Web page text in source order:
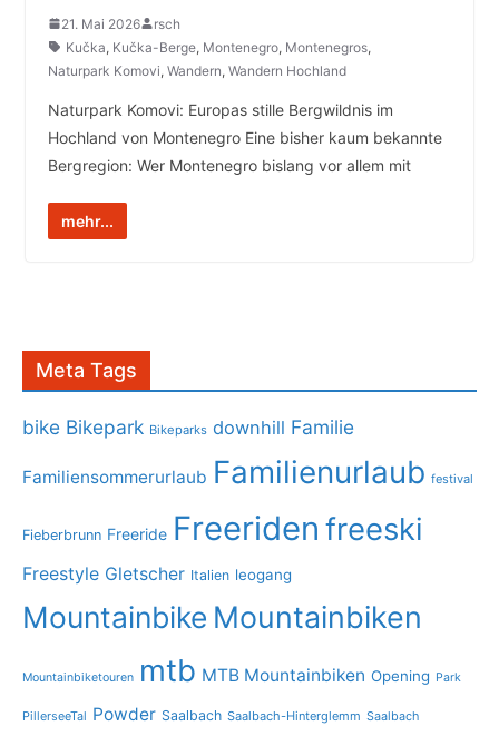
21. Mai 2026
rsch
Kučka, Kučka-Berge, Montenegro, Montenegros,
Naturpark Komovi, Wandern, Wandern Hochland
Naturpark Komovi: Europas stille Bergwildnis im
Hochland von Montenegro Eine bisher kaum bekannte
Bergregion: Wer Montenegro bislang vor allem mit
mehr...
Meta Tags
bike Bikepark Bikeparks downhill Familie
Familiensommerurlaub Familienurlaub festival
Fieberbrunn Freeride Freeriden freeski
Freestyle Gletscher Italien leogang
Mountainbike Mountainbiken
Mountainbiketouren mtb MTB Mountainbiken Opening Park
PillerseeTal Powder Saalbach Saalbach-Hinterglemm Saalbach